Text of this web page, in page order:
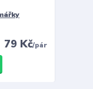
79 Kč/pár